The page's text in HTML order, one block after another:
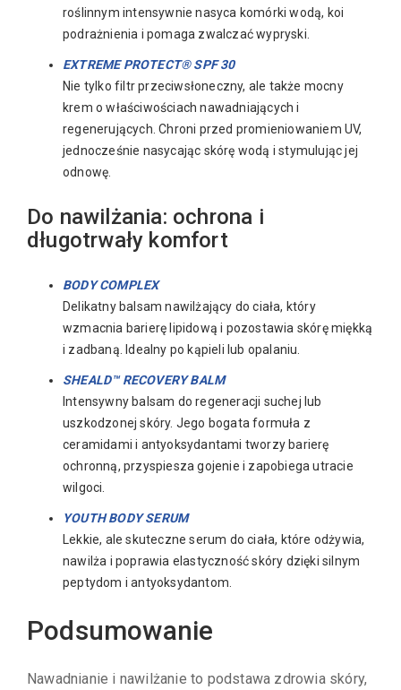
roślinnym intensywnie nasyca komórki wodą, koi
podrażnienia i pomaga zwalczać wypryski.
EXTREME PROTECT® SPF 30
Nie tylko filtr przeciwsłoneczny, ale także mocny
krem o właściwościach nawadniających i
regenerujących. Chroni przed promieniowaniem UV,
jednocześnie nasycając skórę wodą i stymulując jej
odnowę.
Do nawilżania: ochrona i
długotrwały komfort
BODY COMPLEX
Delikatny balsam nawilżający do ciała, który
wzmacnia barierę lipidową i pozostawia skórę miękką
i zadbaną. Idealny po kąpieli lub opalaniu.
SHEALD™ RECOVERY BALM
Intensywny balsam do regeneracji suchej lub
uszkodzonej skóry. Jego bogata formuła z
ceramidami i antyoksydantami tworzy barierę
ochronną, przyspiesza gojenie i zapobiega utracie
wilgoci.
YOUTH BODY SERUM
Lekkie, ale skuteczne serum do ciała, które odżywia,
nawilża i poprawia elastyczność skóry dzięki silnym
peptydom i antyoksydantom.
Podsumowanie
Nawadnianie i nawilżanie to podstawa zdrowia skóry,